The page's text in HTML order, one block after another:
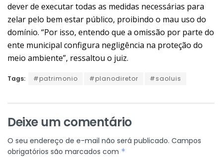
dever de executar todas as medidas necessárias para
zelar pelo bem estar público, proibindo o mau uso do
domínio. “Por isso, entendo que a omissão por parte do
ente municipal configura negligência na proteção do
meio ambiente”, ressaltou o juiz.
Tags: #patrimonio #planodiretor #saoluis
Deixe um comentário
O seu endereço de e-mail não será publicado. Campos
obrigatórios são marcados com *